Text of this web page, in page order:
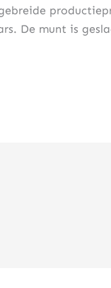
De munt is